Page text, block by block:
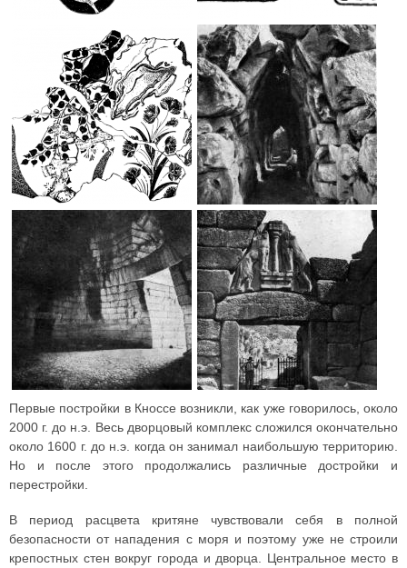
Первые постройки в Кноссе возникли, как уже говорилось, около
2000 г. до н.э. Весь дворцовый комплекс сложился окончательно
около 1600 г. до н.э. когда он занимал наибольшую территорию.
Но и после этого продолжались различные достройки и
перестройки.
В период расцвета критяне чувствовали себя в полной
безопасности от нападения с моря и поэтому уже не строили
крепостных стен вокруг города и дворца. Центральное место в